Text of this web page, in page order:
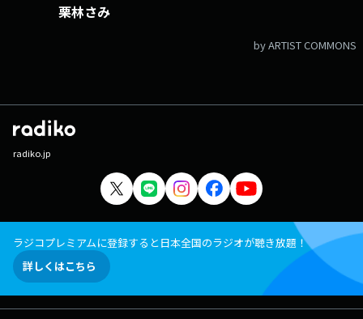
日：【週刊サミーマガジン】パソコンのキーボードにつて 木曜日：
言！！ 木曜日：【弁護士法人・響 presents島田秀平と古藤由佳のこ
栗林さみ
by ARTIST COMMONS
radiko.jp
ラジコプレミアムに登録すると日本全国のラジオが聴き放題！
詳しくはこちら